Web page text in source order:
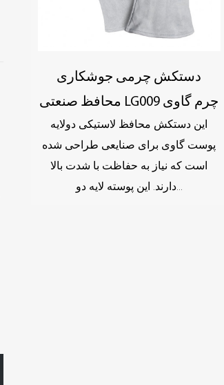
دستکش چرمی جوشکاری
محافظ صنعتی LG009 چرم گاوی
این دستکش محافظ لاستیکی دولایه
پوست گاوی برای صنایعی طراحی شده
است که نیاز به حفاظت با شدت بالا
دارند. این پوسته لایه دو...